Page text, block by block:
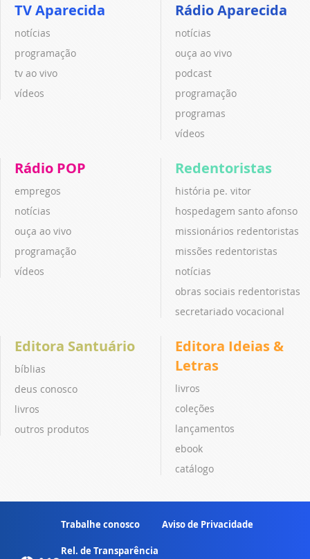
TV Aparecida
notícias
programação
tv ao vivo
vídeos
Rádio Aparecida
notícias
ouça ao vivo
podcast
programação
programas
vídeos
Rádio POP
empregos
notícias
ouça ao vivo
programação
vídeos
Redentoristas
história pe. vitor
hospedagem santo afonso
missionários redentoristas
missões redentoristas
notícias
obras sociais redentoristas
secretariado vocacional
Editora Santuário
bíblias
deus conosco
livros
outros produtos
Editora Ideias &
Letras
livros
coleções
lançamentos
ebook
catálogo
Trabalhe conosco Aviso de Privacidade
Rel. de Transparência